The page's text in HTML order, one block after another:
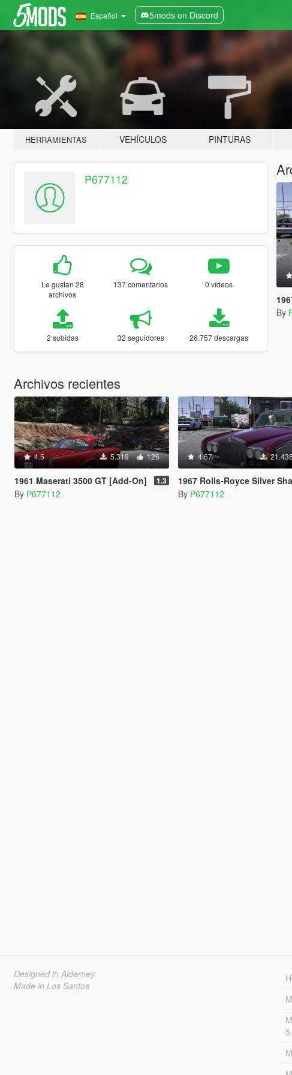
Español 5mods on Discord
HERRAMIENTAS VEHÍCULOS PINTURAS
P677112
Le gustan 28
archivos
137 comentarios 0 vídeos
2 subidas 32 seguidores 26.757 descargas
By
Archivos recientes
4.5 5.319 126
1961 Maserati 3500 GT [Add-On] 1.3
By P677112
4.67
1967 Rolls-Royce Silver Shadow
By P677112
Designed in Alderney
Made in Los Santos
5